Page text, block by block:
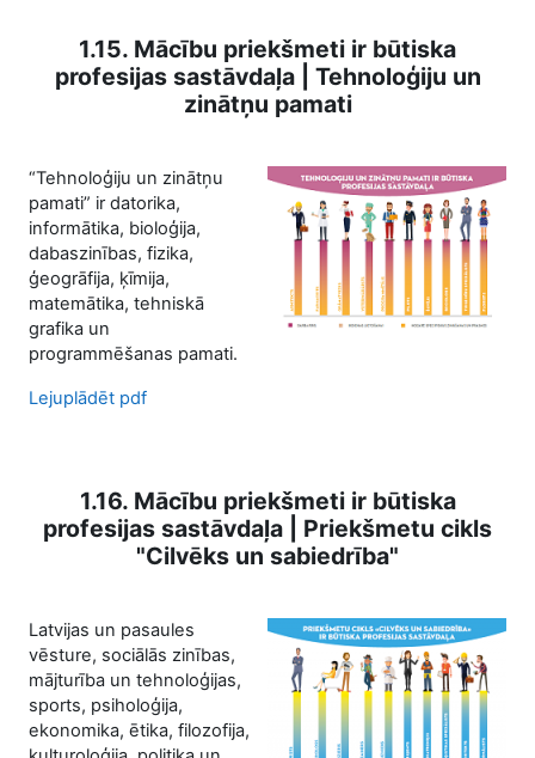
1.15. Mācību priekšmeti ir būtiska
profesijas sastāvdaļa | Tehnoloģiju un
zinātņu pamati
“Tehnoloģiju un zinātņu
pamati” ir datorika,
informātika, bioloģija,
dabaszinības, fizika,
ģeogrāfija, ķīmija,
matemātika, tehniskā
grafika un
programmēšanas pamati.
Lejuplādēt pdf
1.16. Mācību priekšmeti ir būtiska
profesijas sastāvdaļa | Priekšmetu cikls
"Cilvēks un sabiedrība"
Latvijas un pasaules
vēsture, sociālās zinības,
mājturība un tehnoloģijas,
sports, psiholoģija,
ekonomika, ētika, filozofija,